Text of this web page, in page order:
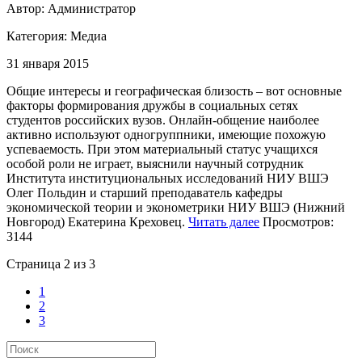
Автор: Администратор
Категория: Медиа
31 января 2015
Общие интересы и географическая близость – вот основные
факторы формирования дружбы в социальных сетях
студентов российских вузов. Онлайн-общение наиболее
активно используют одногруппники, имеющие похожую
успеваемость. При этом материальный статус учащихся
особой роли не играет, выяснили научный сотрудник
Института институциональных исследований НИУ ВШЭ
Олег Польдин и старший преподаватель кафедры
экономической теории и эконометрики НИУ ВШЭ (Нижний
Новгород) Екатерина Креховец. Читать далее Просмотров:
3144
Страница 2 из 3
1
2
3